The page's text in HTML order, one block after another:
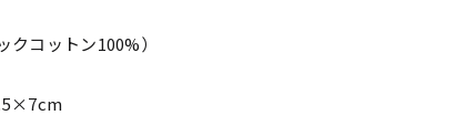
クコットン100%）